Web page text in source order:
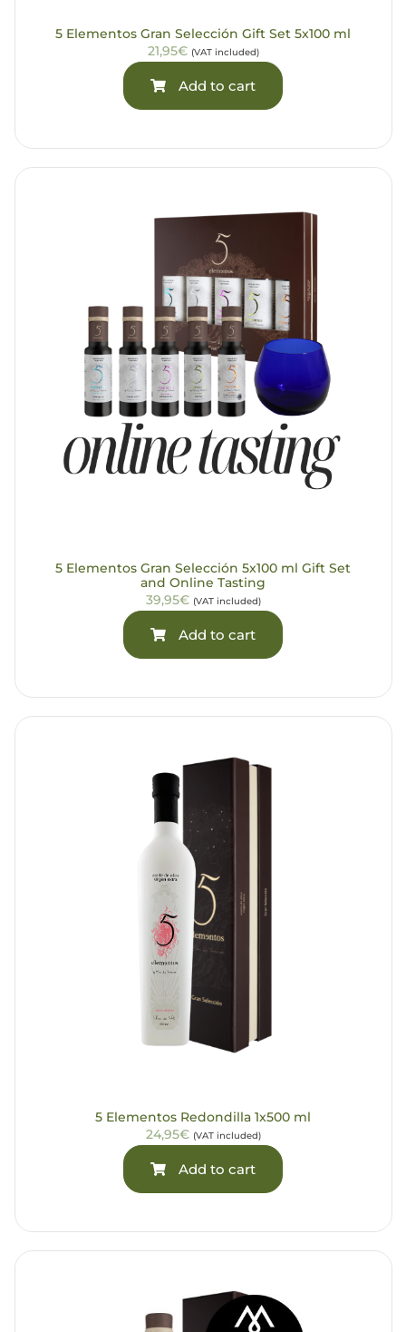
5 Elementos Gran Selección Gift Set 5x100 ml
21,95€ (VAT included)
Add to cart
5 Elementos Gran Selección 5x100 ml Gift Set
and Online Tasting
39,95€ (VAT included)
Add to cart
5 Elementos Redondilla 1x500 ml
24,95€ (VAT included)
Add to cart